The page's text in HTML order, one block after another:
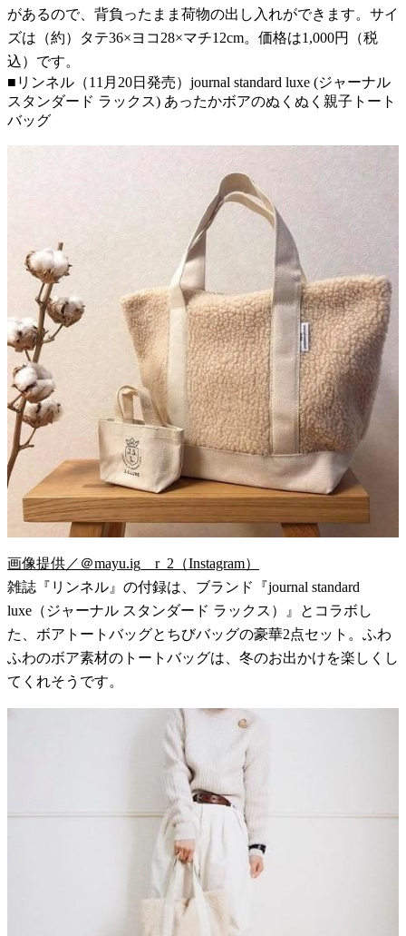
があるので、背負ったまま荷物の出し入れができます。サイ
ズは（約）タテ36×ヨコ28×マチ12cm。価格は1,000円（税
込）です。
■リンネル（11月20日発売）journal standard luxe (ジャーナル
スタンダード ラックス) あったかボアのぬくぬく親子トート
バッグ
画像提供／＠mayu.ig__r_2（Instagram）
雑誌『リンネル』の付録は、ブランド『journal standard
luxe（ジャーナル スタンダード ラックス）』とコラボし
た、ボアトートバッグとちびバッグの豪華2点セット。ふわ
ふわのボア素材のトートバッグは、冬のお出かけを楽しくし
てくれそうです。